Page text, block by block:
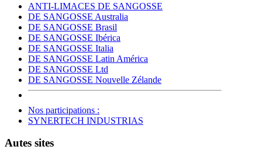
ANTI-LIMACES DE SANGOSSE
DE SANGOSSE Australia
DE SANGOSSE Brasil
DE SANGOSSE Ibérica
DE SANGOSSE Italia
DE SANGOSSE Latin América
DE SANGOSSE Ltd
DE SANGOSSE Nouvelle Zélande
Nos participations :
SYNERTECH INDUSTRIAS
Autes sites